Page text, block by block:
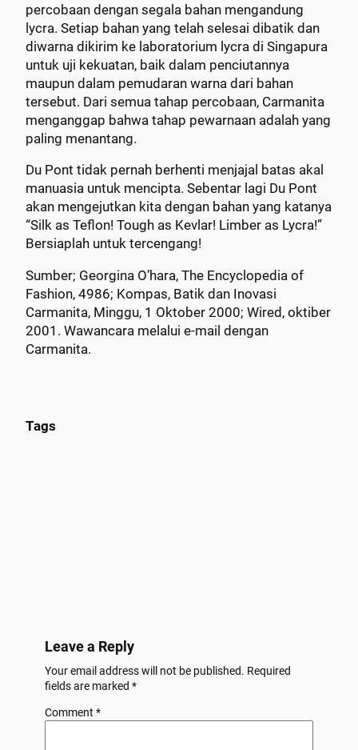
percobaan dengan segala bahan mengandung
lycra. Setiap bahan yang telah selesai dibatik dan
diwarna dikirim ke laboratorium lycra di Singapura
untuk uji kekuatan, baik dalam penciutannya
maupun dalam pemudaran warna dari bahan
tersebut. Dari semua tahap percobaan, Carmanita
menganggap bahwa tahap pewarnaan adalah yang
paling menantang.
Du Pont tidak pernah berhenti menjajal batas akal
manuasia untuk mencipta. Sebentar lagi Du Pont
akan mengejutkan kita dengan bahan yang katanya
“Silk as Teflon! Tough as Kevlar! Limber as Lycra!”
Bersiaplah untuk tercengang!
Sumber; Georgina O’hara, The Encyclopedia of
Fashion, 4986; Kompas, Batik dan Inovasi
Carmanita, Minggu, 1 Oktober 2000; Wired, oktiber
2001. Wawancara melalui e-mail dengan
Carmanita.
Tags
Leave a Reply
Your email address will not be published. Required
fields are marked *
Comment *